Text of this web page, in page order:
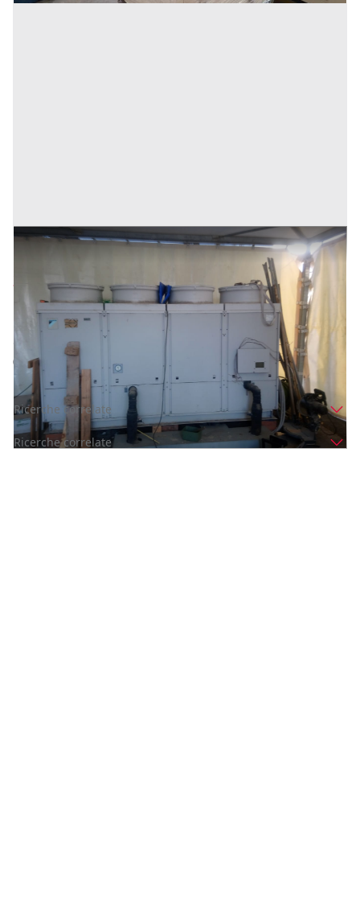
Condizionatore Daikin EUWAB24KAZW1
Inserito il: 11/04/2024
Macerata (Macerata)
Annuncio scaduto
2.900 €
Codice annuncio: 2033354256
Ricerche correlate
Ricerche correlate